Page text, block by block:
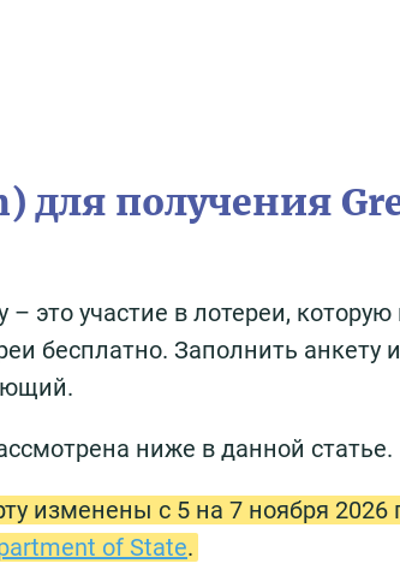
для получения
это участие в лотереи, которую
бесплатно. Заполнить анкету
ниже в данной статье.
изменены с 5 на 7 ноября 2026
of State.